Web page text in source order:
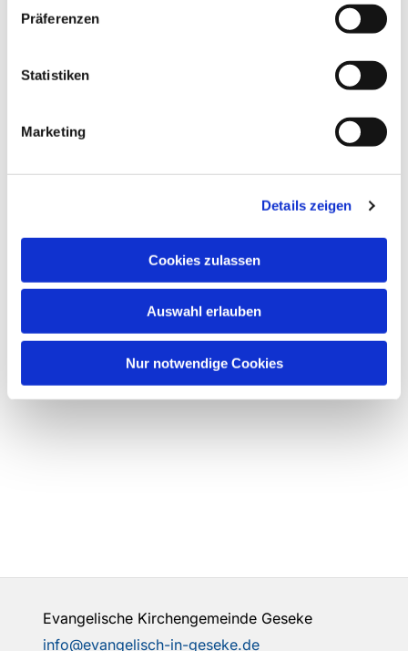
Präferenzen
Statistiken
Marketing
Details zeigen
Cookies zulassen
Auswahl erlauben
Nur notwendige Cookies
Dies könnte Sie auch
Evangelische Kirchengemeinde Geseke
info@evangelisch-in-geseke.de